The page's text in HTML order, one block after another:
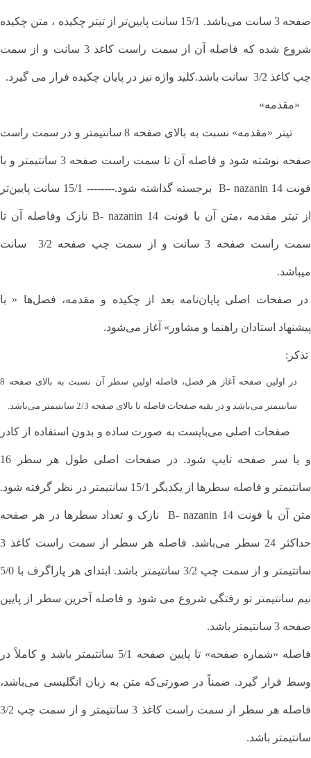
صفحه 3 سانت می‌باشد. 15/1 سانت پایین‌تر از تیتر چکیده ، متن چکیده
شروع شده که فاصله آن از سمت راست کاغذ 3 سانت و از سمت
چپ کاغذ 3/2 سانت باشد.کلید واژه نیز در پایان چکیده قرار می گیرد.
«مقدمه»
تیتر «مقدمه» نسبت به بالای صفحه 8 سانتیمتر و در سمت راست
صفحه نوشته شود و فاصله آن تا سمت راست صفحه 3 سانتیمتر و با
فونت 14 B- nazanin برجسته گذاشته شود.-------- 15/1 سانت پایین‌تر
از تیتر مقدمه ،متن آن با فونت 14 B- nazanin نازک وفاصله آن تا
سمت راست صفحه 3 سانت و از سمت چپ صفحه 3/2 سانت
میباشد.
در صفحات اصلی پایان‌نامه بعد از چکیده و مقدمه، فصل‌ها « با
پیشنهاد استادان راهنما و مشاور» آغاز می‌شود.
تذکر:
در اولین صفحه آغاز هر فصل، فاصله اولین سطر آن نسبت به بالای صفحه 8
سانتیمتر می‌باشد و در بقیه صفحات فاصله تا بالای صفحه 2/3 سانتیمتر می‌باشد.
صفحات اصلی می‌بایست به صورت ساده و بدون استفاده از کادر
و یا سر صفحه تایپ شود. در صفحات اصلی طول هر سطر 16
سانتیمتر و فاصله سطرها از یکدیگر 15/1 سانتیمتر در نظر گرفته شود.
متن آن با فونت 14 B- nazanin نازک و تعداد سطرها در هر صفحه
حداکثر 24 سطر می‌باشد. فاصله هر سطر از سمت راست کاغذ 3
سانتیمتر و از سمت چپ 3/2 سانتیمتر باشد. ابتدای هر پاراگرف با 5/0
نیم سانتیمتر تو رفتگی شروع می شود و فاصله آخرین سطر از پایین
صفحه 3 سانتیمتر باشد.
فاصله «شماره صفحه» تا پایین صفحه 5/1 سانتیمتر باشد و کاملاً در
وسط قرار گیرد. ضمناً در صورتی‌که متن به زبان انگلیسی می‌باشد،
فاصله هر سطر از سمت راست کاغذ 3 سانتیمتر و از سمت چپ 3/2
سانتیمتر باشد.